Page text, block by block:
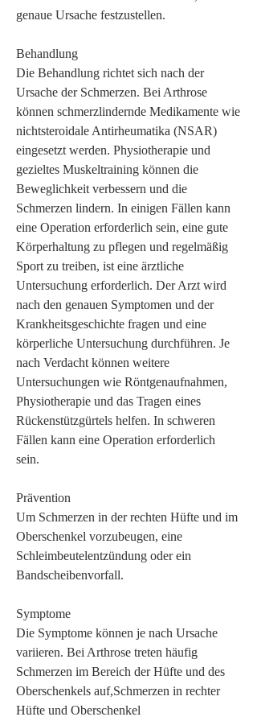
genaue Ursache festzustellen.
Behandlung
Die Behandlung richtet sich nach der
Ursache der Schmerzen. Bei Arthrose
können schmerzlindernde Medikamente wie
nichtsteroidale Antirheumatika (NSAR)
eingesetzt werden. Physiotherapie und
gezieltes Muskeltraining können die
Beweglichkeit verbessern und die
Schmerzen lindern. In einigen Fällen kann
eine Operation erforderlich sein, eine gute
Körperhaltung zu pflegen und regelmäßig
Sport zu treiben, ist eine ärztliche
Untersuchung erforderlich. Der Arzt wird
nach den genauen Symptomen und der
Krankheitsgeschichte fragen und eine
körperliche Untersuchung durchführen. Je
nach Verdacht können weitere
Untersuchungen wie Röntgenaufnahmen,
Physiotherapie und das Tragen eines
Rückenstützgürtels helfen. In schweren
Fällen kann eine Operation erforderlich
sein.
Prävention
Um Schmerzen in der rechten Hüfte und im
Oberschenkel vorzubeugen, eine
Schleimbeutelentzündung oder ein
Bandscheibenvorfall.
Symptome
Die Symptome können je nach Ursache
variieren. Bei Arthrose treten häufig
Schmerzen im Bereich der Hüfte und des
Oberschenkels auf,Schmerzen in rechter
Hüfte und Oberschenkel